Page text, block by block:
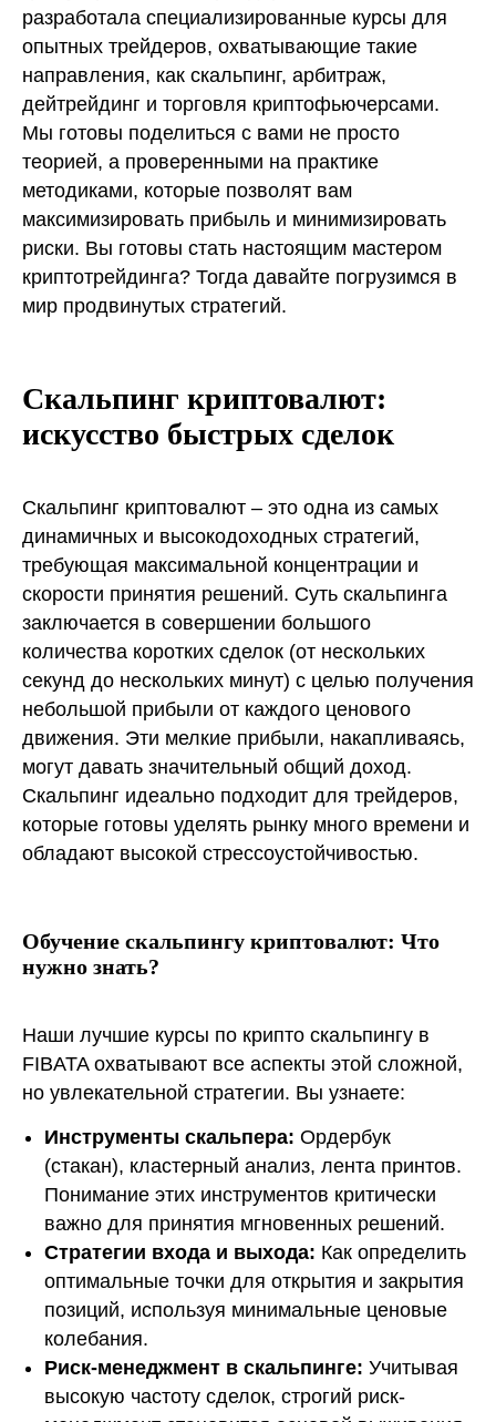
разработала специализированные курсы для
опытных трейдеров, охватывающие такие
направления, как скальпинг, арбитраж,
дейтрейдинг и торговля криптофьючерсами.
Мы готовы поделиться с вами не просто
теорией, а проверенными на практике
методиками, которые позволят вам
максимизировать прибыль и минимизировать
риски. Вы готовы стать настоящим мастером
криптотрейдинга? Тогда давайте погрузимся в
мир продвинутых стратегий.
Скальпинг криптовалют:
искусство быстрых сделок
Скальпинг криптовалют – это одна из самых
динамичных и высокодоходных стратегий,
требующая максимальной концентрации и
скорости принятия решений. Суть скальпинга
заключается в совершении большого
количества коротких сделок (от нескольких
секунд до нескольких минут) с целью получения
небольшой прибыли от каждого ценового
движения. Эти мелкие прибыли, накапливаясь,
могут давать значительный общий доход.
Скальпинг идеально подходит для трейдеров,
которые готовы уделять рынку много времени и
обладают высокой стрессоустойчивостью.
Обучение скальпингу криптовалют: Что
нужно знать?
Наши лучшие курсы по крипто скальпингу в
FIBATA охватывают все аспекты этой сложной,
но увлекательной стратегии. Вы узнаете:
Инструменты скальпера: Ордербук
(стакан), кластерный анализ, лента принтов.
Понимание этих инструментов критически
важно для принятия мгновенных решений.
Стратегии входа и выхода: Как определить
оптимальные точки для открытия и закрытия
позиций, используя минимальные ценовые
колебания.
Риск-менеджмент в скальпинге: Учитывая
высокую частоту сделок, строгий риск-